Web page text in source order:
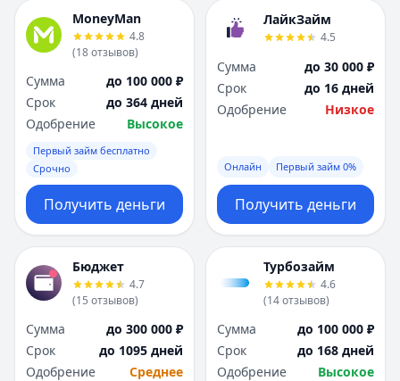
MoneyMan
4.8
(18отзывов)
Сумма
до 100 000 ₽
Срок
до 364 дней
Одобрение
Высокое
Первый займ бесплатно
Срочно
Получить деньги
ЛайкЗайм
4.5
Сумма
до 30 000 ₽
Срок
до 16 дней
Одобрение
Низкое
Онлайн Первый займ 0%
Получить деньги
Бюджет
4.7
(15 отзывов)
Сумма
до 300 000 ₽
Срок
до 1095 дней
Одобрение
Среднее
Турбозайм
4.6
(14отзывов)
Сумма
до 100 000 ₽
Срок
до 168 дней
Одобрение
Высокое